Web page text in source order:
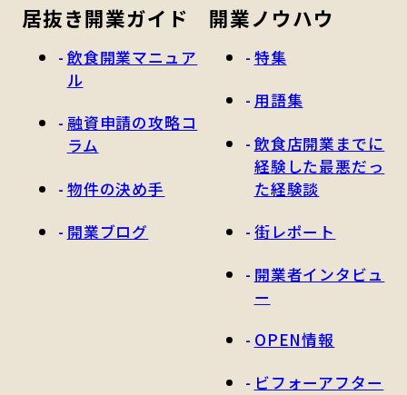
居抜き開業ガイド
飲食開業マニュア
ル
融資申請の攻略コ
ラム
物件の決め手
開業ブログ
開業ノウハウ
特集
用語集
飲食店開業までに
経験した最悪だっ
た経験談
街レポート
開業者インタビュ
ー
OPEN情報
ビフォーアフター